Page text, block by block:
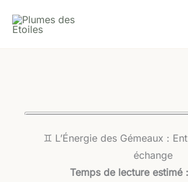
♊ L’Énergie des Gémeaux :
échange
Temps de lecture estimé :